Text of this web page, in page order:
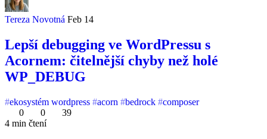
Tereza Novotná Feb 14
Lepší debugging ve WordPressu s
Acornem: čitelnější chyby než holé
WP_DEBUG
ekosystém wordpress acorn bedrock
composer
0
0
39
4 min čtení